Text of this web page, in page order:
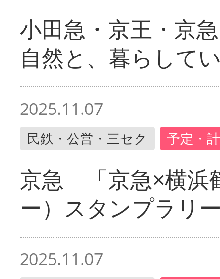
小田急・京王・京
自然と、暮らして
2025.11.07
民鉄・公営・三セク 予定・
京急 「京急×横浜
ー）スタンプラリ
2025.11.07